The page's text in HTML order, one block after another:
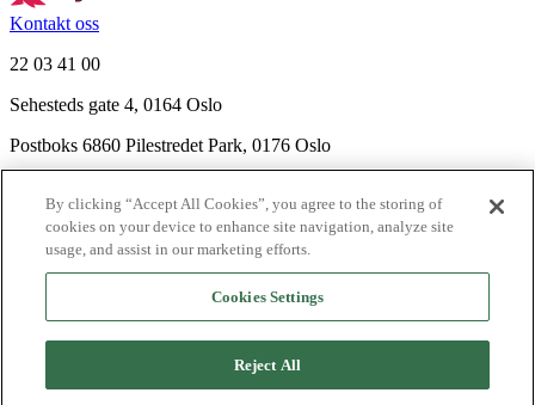
Kontakt oss
22 03 41 00
Sehesteds gate 4, 0164 Oslo
Postboks 6860 Pilestredet Park, 0176 Oslo
Nyhetsbrev
Ledige stillinger
Send inn manus
Agency
By clicking “Accept All Cookies”, you agree to the storing of
cookies on your device to enhance site navigation, analyze site
usage, and assist in our marketing efforts.
Cookies Settings
Reject All